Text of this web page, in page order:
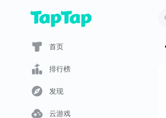
首页
排行榜
发现
云游戏